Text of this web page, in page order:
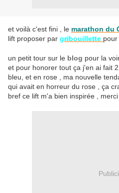
et voilà c'est fini , le marathon du
lift proposer par gribouillette
un petit tour sur le blog pour la
et pour honorer tout ça j'en ai fait
bleu, et en rose , ma nouvelle
qui avait en horreur du rose , ça
bref ce lift m'a bien inspirée ,